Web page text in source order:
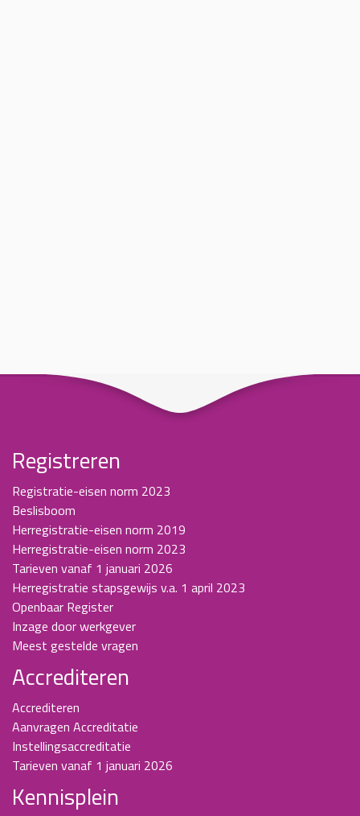
Registreren
Registratie-eisen norm 2023
Beslisboom
Herregistratie-eisen norm 2019
Herregistratie-eisen norm 2023
Tarieven vanaf 1 januari 2026
Herregistratie stapsgewijs v.a. 1 april 2023
Openbaar Register
Inzage door werkgever
Meest gestelde vragen
Accrediteren
Accrediteren
Aanvragen Accreditatie
Instellingsaccreditatie
Tarieven vanaf 1 januari 2026
Kennisplein